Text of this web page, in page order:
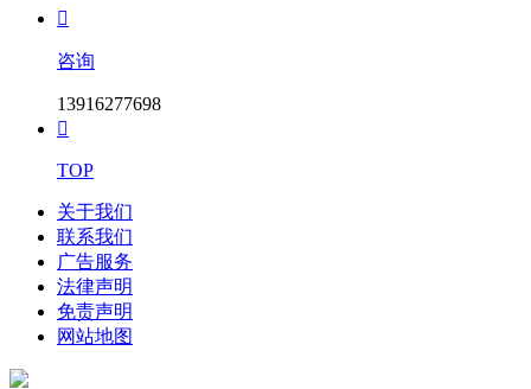

咨询
13916277698

TOP
关于我们
联系我们
广告服务
法律声明
免责声明
网站地图